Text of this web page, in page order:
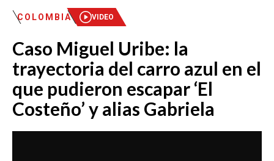
MAÑANA EXPRESS
EMISIÓN 12:30 PM
EMISIÓN 7:00 PM
EMISIÓN 11:30 PM
COLOMBIA VIDEO
Caso Miguel Uribe: la
trayectoria del carro azul en el
que pudieron escapar ‘El
Costeño’ y alias Gabriela